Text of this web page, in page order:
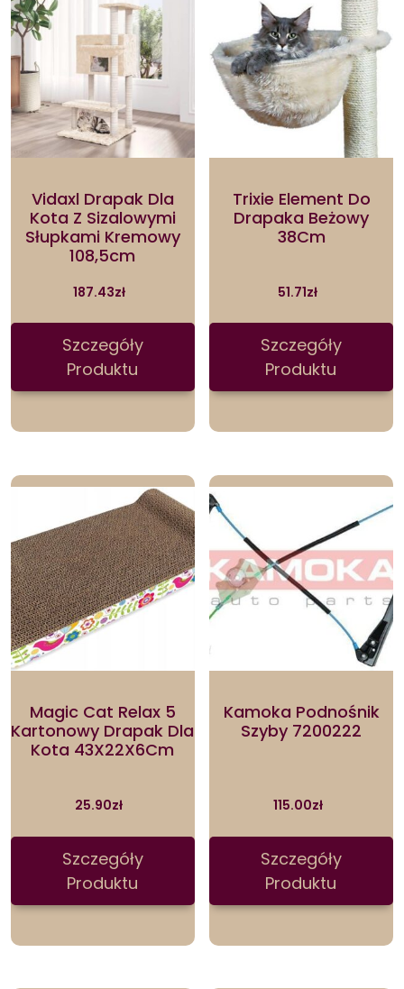
Vidaxl Drapak Dla
Kota Z Sizalowymi
Słupkami Kremowy
108,5cm
187.43zł
Szczegóły
Produktu
Trixie Element Do
Drapaka Beżowy
38Cm
51.71zł
Szczegóły
Produktu
Magic Cat Relax 5
Kartonowy Drapak Dla
Kota 43X22X6Cm
25.90zł
Szczegóły
Produktu
Kamoka Podnośnik
Szyby 7200222
115.00zł
Szczegóły
Produktu